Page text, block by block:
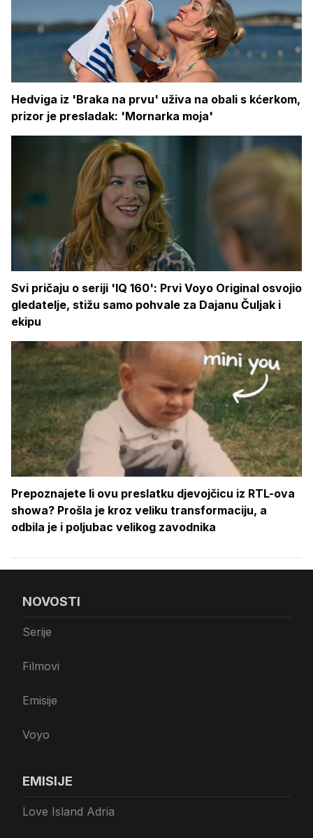
Hedviga iz 'Braka na prvu' uživa na obali s kćerkom,
prizor je presladak: 'Mornarka moja'
Svi pričaju o seriji 'IQ 160': Prvi Voyo Original osvojio
gledatelje, stižu samo pohvale za Dajanu Čuljak i
ekipu
Prepoznajete li ovu preslatku djevojčicu iz RTL-ova
showa? Prošla je kroz veliku transformaciju, a
odbila je i poljubac velikog zavodnika
NOVOSTI
Serije
Filmovi
Emisije
Voyo
EMISIJE
Love Island Adria